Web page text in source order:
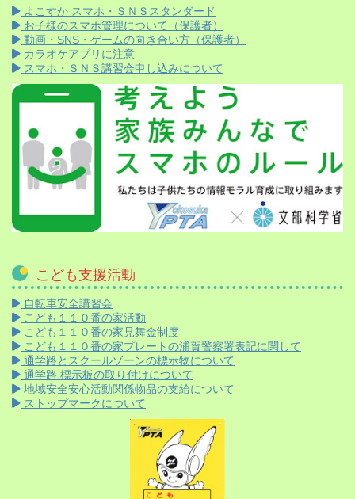
よこすか スマホ・ＳＮＳスタンダード
お子様のスマホ管理について（保護者）
動画・SNS・ゲームの向き合い方（保護者）
カラオケアプリに注意
スマホ・ＳＮＳ講習会申し込みについて
こども支援活動
自転車安全講習会
こども１１０番の家活動
こども１１０番の家見舞金制度
こども１１０番の家プレートの浦賀警察署表記に関して
通学路とスクールゾーンの標示物について
通学路 標示板の取り付けについて
地域安全安心活動関係物品の支給について
ストップマークについて